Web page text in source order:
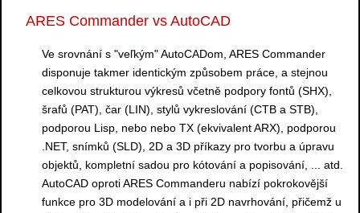
ARES Commander vs AutoCAD
Ve srovnání s "veľkým" AutoCADom, ARES Commander
disponuje takmer identickým způsobem práce, a stejnou
celkovou strukturou výkresů včetně podpory fontů (SHX),
šrafů (PAT), čar (LIN), stylů vykreslování (CTB a STB),
podporou Lisp, nebo nebo TX (ekvivalent ARX), podporou
.NET, snímků (SLD), 2D a 3D příkazy pro tvorbu a úpravu
objektů, kompletní sadou pro kótování a popisování, ... atd.
AutoCAD oproti ARES Commanderu nabízí pokrokovější
funkce pro 3D modelování a i při 2D navrhování, přičemž u